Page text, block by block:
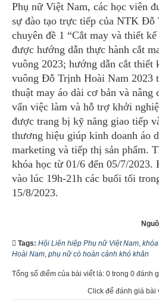
Phụ nữ Việt Nam, các học viên
sự đào tạo trực tiếp của NTK
chuyên đề 1 “Cắt may và thiết
được hướng dẫn thực hành cắt
vuông 2023; hướng dẫn cắt thiết
vuông Đỗ Trịnh Hoài Nam 2023
thuật may áo dài cơ bản và nâng
vấn việc làm và hỗ trợ khởi
được trang bị kỹ năng giao tiếp
thương hiệu giúp kinh doanh áo
marketing và tiếp thị sản phẩm.
khóa học từ 01/6 đến 05/7/2023.
vào lúc 19h-21h các buổi tối
15/8/2023.
Tags: Hội Liên hiệp Phụ nữ Việt Nam,
Hoài Nam, phụ nữ có hoàn cảnh khó khăn
Tổng số điểm của bài viết là: 0 trong 0 đánh
Click để đánh giá bài